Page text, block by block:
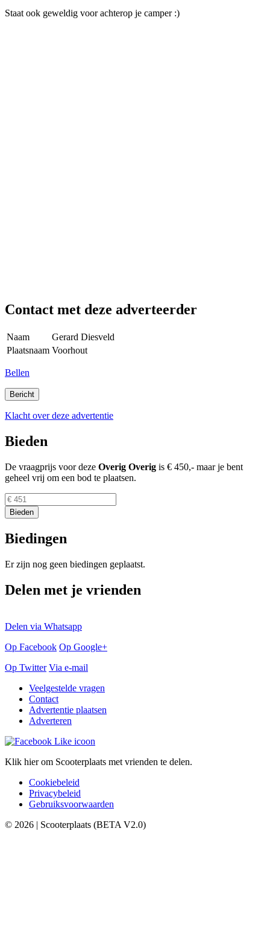
Staat ook geweldig voor achterop je camper :)
Contact met deze adverteerder
Naam
Gerard Diesveld
Plaatsnaam Voorhout
Bellen
Klacht over deze advertentie
Bieden
De vraagprijs voor deze Overig Overig is € 450,- maar je bent
geheel vrij om een bod te plaatsen.
Biedingen
Er zijn nog geen biedingen geplaatst.
Delen met je vrienden
Delen via Whatsapp
Op Facebook Op Google+
Op Twitter Via e-mail
Veelgestelde vragen
Contact
Advertentie plaatsen
Adverteren
Klik hier om Scooterplaats met vrienden te delen.
Cookiebeleid
Privacybeleid
Gebruiksvoorwaarden
© 2026 | Scooterplaats (BETA V2.0)